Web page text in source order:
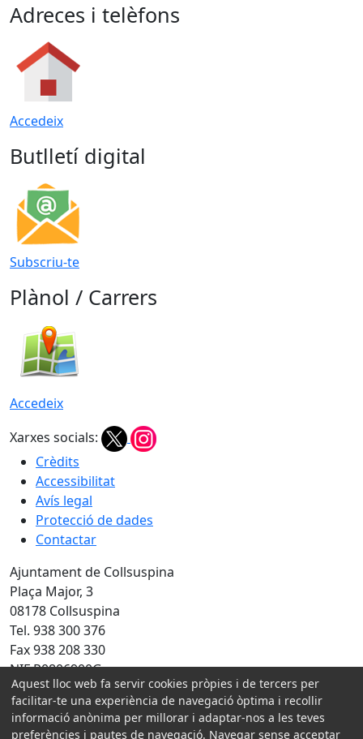
Adreces i telèfons
Accedeix
Butlletí digital
Subscriu-te
Plànol / Carrers
Accedeix
Xarxes socials:
Crèdits
Accessibilitat
Avís legal
Protecció de dades
Contactar
Ajuntament de Collsuspina
Plaça Major, 3
08178 Collsuspina
Tel. 938 300 376
Fax 938 208 330
NIF P0806900G
Amb la col·laboració de:
Aquest lloc web fa servir cookies pròpies i de tercers per
facilitar-te una experiència de navegació òptima i recollir
informació anònima per millorar i adaptar-nos a les teves
preferències i pautes de navegació. Navegar sense acceptar